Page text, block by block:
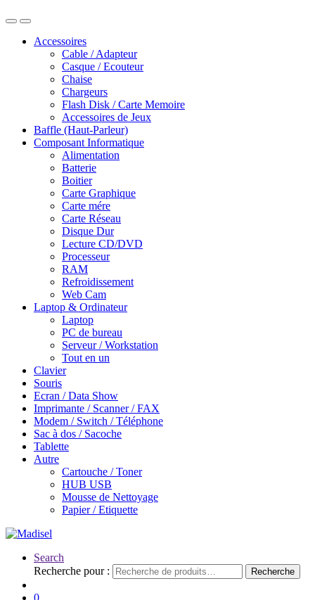
Accessoires
Cable / Adapteur
Casque / Ecouteur
Chaise
Chargeurs
Flash Disk / Carte Memoire
Accessoires de Jeux
Baffle (Haut-Parleur)
Composant Informatique
Alimentation
Batterie
Boitier
Carte Graphique
Carte mére
Carte Réseau
Disque Dur
Lecture CD/DVD
Processeur
RAM
Refroidissement
Web Cam
Laptop & Ordinateur
Laptop
PC de bureau
Serveur / Workstation
Tout en un
Clavier
Souris
Ecran / Data Show
Imprimante / Scanner / FAX
Modem / Switch / Téléphone
Sac à dos / Sacoche
Tablette
Autre
Cartouche / Toner
HUB USB
Mousse de Nettoyage
Papier / Etiquette
Search
Recherche pour :
Recherche
0